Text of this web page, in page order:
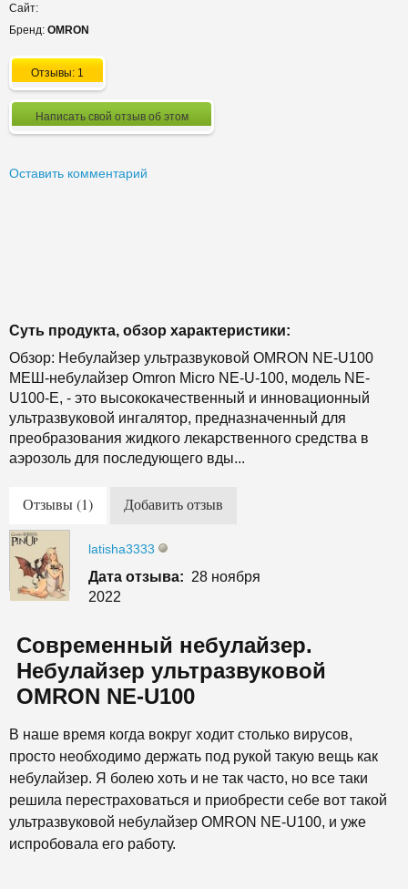
Сайт:
Бренд: OMRON
Отзывы: 1
Написать свой отзыв об этом
Оставить комментарий
Суть продукта, обзор характеристики:
Обзор: Небулайзер ультразвуковой OMRON NE-U100
МЕШ-небулайзер Omron Micro NE-U-100, модель NE-
U100-E, - это высококачественный и инновационный
ультразвуковой ингалятор, предназначенный для
преобразования жидкого лекарственного средства в
аэрозоль для последующего вды...
Отзывы (1) Добавить отзыв
latisha3333
Дата отзыва: 28 ноября
2022
Современный небулайзер.
Небулайзер ультразвуковой
OMRON NE-U100
В наше время когда вокруг ходит столько вирусов,
просто необходимо держать под рукой такую вещь как
небулайзер. Я болею хоть и не так часто, но все таки
решила перестраховаться и приобрести себе вот такой
ультразвуковой небулайзер OMRON NE-U100, и уже
испробовала его работу.